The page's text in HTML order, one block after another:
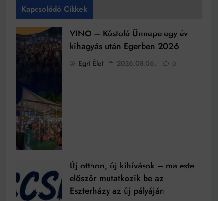
Kapcsolódó Cikkek
VINO – Kóstoló Ünnepe egy év
kihagyás után Egerben 2026
Egri Élet 2026.08.06. 0
Új otthon, új kihívások – ma este
először mutatkozik be az
Eszterházy az új pályáján